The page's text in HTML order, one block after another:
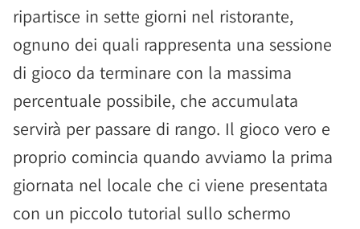
ripartisce in sette giorni nel ristorante,
ognuno dei quali rappresenta una sessione
di gioco da terminare con la massima
percentuale possibile, che accumulata
servirà per passare di rango. Il gioco vero e
proprio comincia quando avviamo la prima
giornata nel locale che ci viene presentata
con un piccolo tutorial sullo schermo